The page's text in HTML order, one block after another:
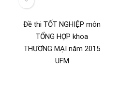
Đề thi TỐT NGHIỆP môn
TỔNG HỢP khoa
THƯƠNG MẠI năm 2015
UFM